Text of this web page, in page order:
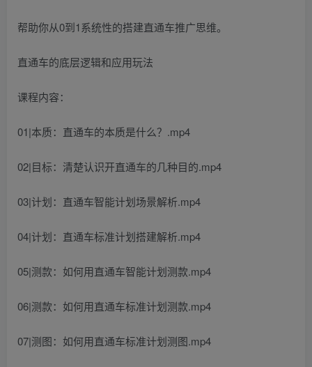
帮助你从0到1系统性的搭建直通车推广思维。
直通车的底层逻辑和应用玩法
课程内容：
01|本质：直通车的本质是什么？.mp4
02|目标：清楚认识开直通车的几种目的.mp4
03|计划：直通车智能计划场景解析.mp4
04|计划：直通车标准计划搭建解析.mp4
05|测款：如何用直通车智能计划测款.mp4
06|测款：如何用直通车标准计划测款.mp4
07|测图：如何用直通车标准计划测图.mp4